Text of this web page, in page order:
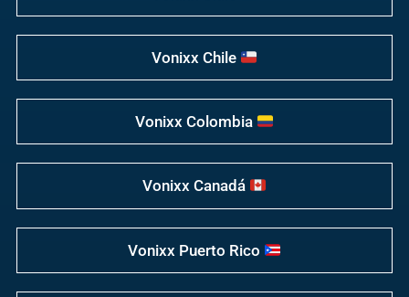
Vonixx Chile
Vonixx Colombia
Vonixx Canadá
Vonixx Puerto Rico